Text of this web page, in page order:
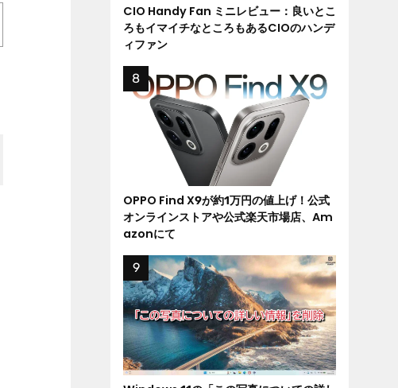
CIO Handy Fan ミニレビュー：良いとこ
ろもイマイチなところもあるCIOのハンデ
ィファン
OPPO Find X9が約1万円の値上げ！公式
オンラインストアや公式楽天市場店、Am
azonにて